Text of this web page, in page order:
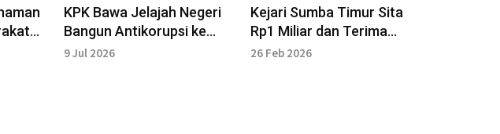
KPK Bawa Jelajah Negeri
Bangun Antikorupsi ke
NTT, Sasar Sekolah hingga
9 Jul 2026
Kejari Sumba Timur Sita
Rp1 Miliar dan Terima
Pengembalian Kerugian
26 Feb 2026